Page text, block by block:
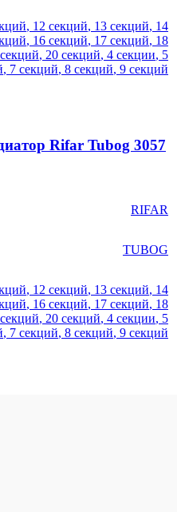
, 12 секций, 13 секций, 14
, 16 секций, 17 секций, 18
, 20 секций, 4 секции, 5
, 7 секций, 8 секций, 9 секций
Rifar Tubog 3057
RIFAR
TUBOG
, 12 секций, 13 секций, 14
, 16 секций, 17 секций, 18
, 20 секций, 4 секции, 5
, 7 секций, 8 секций, 9 секций